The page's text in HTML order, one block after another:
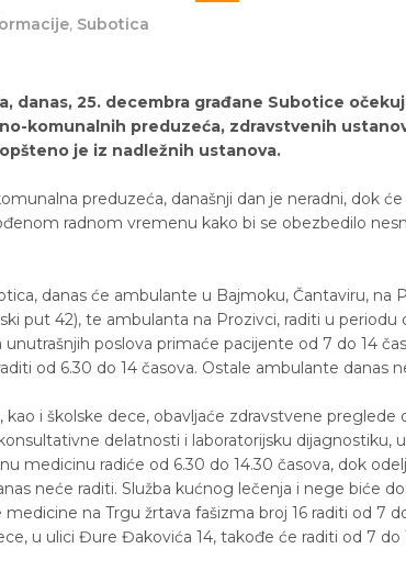
, Subotica
danas, 25. decembra građane Subotice
komunalnih preduzeća, zdravstvenih
je iz nadležnih ustanova.
preduzeća, današnji dan je neradni, dok
radnom vremenu kako bi se obezbedilo
danas će ambulante u Bajmoku, Čantaviru, na
put 42), te ambulanta na Prozivci, raditi u periodu
poslova primaće pacijente od 7 do 14
od 6.30 do 14 časova. Ostale ambulante danas
i školske dece, obavljaće zdravstvene preglede
delatnosti i laboratorijsku dijagnostiku,
medicinu radiće od 6.30 do 14.30 časova, dok
neće raditi. Služba kućnog lečenja i nege biće
na Trgu žrtava fašizma broj 16 raditi od 7
u ulici Đure Đakovića 14, takođe će raditi od 7 do